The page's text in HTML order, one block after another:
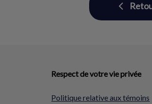
Respect de votre vie privée
Politique relative aux témoins